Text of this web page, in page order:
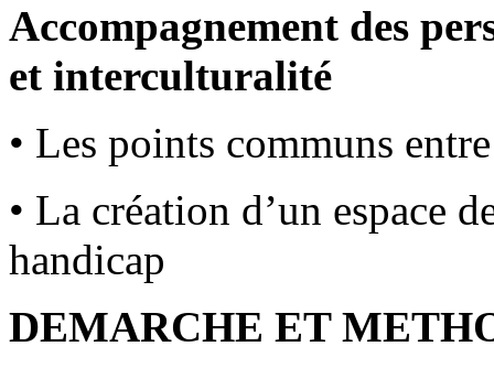
Accompagnement des
et interculturalité
• Les points communs
• La création d’un espace
handicap
DEMARCHE ET